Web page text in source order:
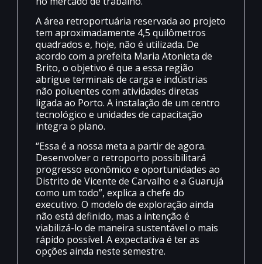
A área retroportuária reservada ao projeto
tem aproximadamente 4,5 quilômetros
quadrados e, hoje, não é utilizada. De
acordo com a prefeita Maria Atonieta de
Brito, o objetivo é que a essa região
abrigue terminais de carga e indústrias
não poluentes com atividades diretas
ligada ao Porto. A instalação de um centro
tecnológico e unidades de capacitação
integra o plano.
“Essa é a nossa meta a partir de agora.
Desenvolver o retroporto possibilitará
progresso econômico e oportunidades ao
Distrito de Vicente de Carvalho e a Guarujá
como um todo”, explica a chefe do
executivo. O modelo de exploração ainda
não está definido, mas a intenção é
viabilizá-lo de maneira sustentável o mais
rápido possível. A expectativa é ter as
opções ainda neste semestre.